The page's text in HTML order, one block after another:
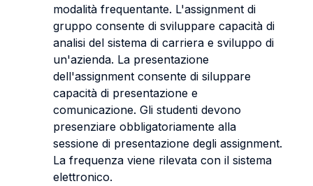
modalità frequentante. L'assignment di
gruppo consente di sviluppare capacità di
analisi del sistema di carriera e sviluppo di
un'azienda. La presentazione
dell'assignment consente di siluppare
capacità di presentazione e
comunicazione. Gli studenti devono
presenziare obbligatoriamente alla
sessione di presentazione degli assignment.
La frequenza viene rilevata con il sistema
elettronico.